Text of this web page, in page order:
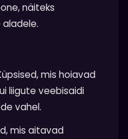
näiteks
mis hoiavad
liigute veebisaidi
vahel.
mis aitavad